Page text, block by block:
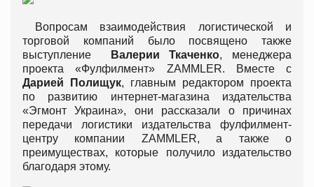
Вопросам взаимодействия логистической и
торговой компаний было посвящено также
выступление
Валерии Ткаченко, менеджера
проекта «Фулфилмент» ZAMMLER. Вместе с
Дарией Полищук, главным редактором проекта
по развитию интернет-магазина издательства
«Эгмонт Украина», они рассказали о причинах
передачи логистики издательства фулфилмент-
центру компании ZAMMLER, а также о
преимуществах, которые получило издательство
благодаря этому.